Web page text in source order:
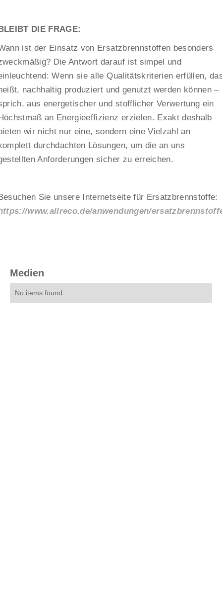
DIE FRAGE:
ist der Einsatz von Ersatzbrennstoffen besonders
Die Antwort darauf ist simpel und
Wenn sie alle Qualitätskriterien erfüllen,
nachhaltig produziert und genutzt werden können –
aus energetischer und stofflicher Verwertung ein
an Energieeffizienz erzielen. Exakt deshalb
wir nicht nur eine, sondern eine Vielzahl an
durchdachten Lösungen, um die an uns
Anforderungen sicher zu erreichen.
Sie unsere Internetseite für Ersatzbrennstoffe:
www.allreco.de/anwendungen/
Medien
No items found.